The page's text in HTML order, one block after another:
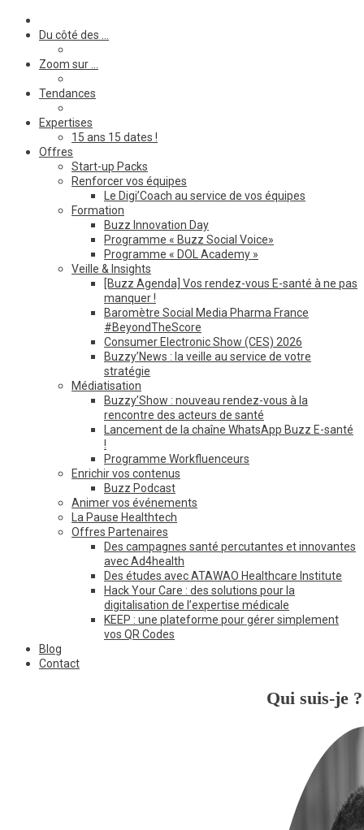
Du côté des …
Zoom sur …
Tendances
Expertises
15 ans 15 dates !
Offres
Start-up Packs
Renforcer vos équipes
Le Digi’Coach au service de vos équipes
Formation
Buzz Innovation Day
Programme « Buzz Social Voice»
Programme « DOL Academy »
Veille & Insights
[Buzz Agenda] Vos rendez-vous E-santé à ne pas
manquer !
Baromètre Social Media Pharma France
#BeyondTheScore
Consumer Electronic Show (CES) 2026
Buzzy’News : la veille au service de votre
stratégie
Médiatisation
Buzzy’Show : nouveau rendez-vous à la
rencontre des acteurs de santé
Lancement de la chaîne WhatsApp Buzz E-santé
!
Programme Workfluenceurs
Enrichir vos contenus
Buzz Podcast
Animer vos événements
La Pause Healthtech
Offres Partenaires
Des campagnes santé percutantes et innovantes
avec Ad4health
Des études avec ATAWAO Healthcare Institute
Hack Your Care : des solutions pour la
digitalisation de l’expertise médicale
KEEP : une plateforme pour gérer simplement
vos QR Codes
Blog
Contact
Qui suis-je ?